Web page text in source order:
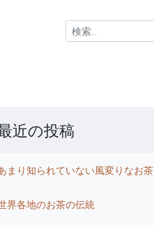
検
索:
近の投稿
まり知られていない風変りなお茶
界各地のお茶の伝統